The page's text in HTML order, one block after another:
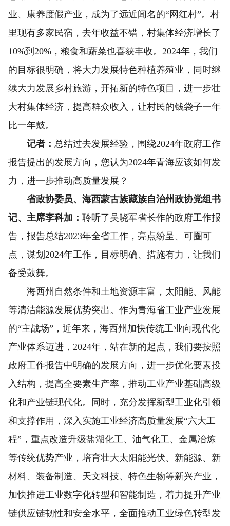
业、康养度假产业，成为了远近闻名的“网红村”。村
里现有多家民宿，去年收益不错，村集体经济增长了
10%到20%，粮食和蔬菜也喜获丰收。2024年，我们
的目标很明确，将大力发展特色种植养殖业，同时继
续大力发展乡村旅游，开拓新的特色项目，进一步壮
大村集体经济，提高群众收入，让村民的钱袋子一年
比一年鼓。
记者： 总结过去发展经验，围绕2024年政府工作
报告提出的发展方向，您认为2024年青海应该如何发
力，进一步推动高质量发展？
省政协委员、海西蒙古族藏族自治州政协党组书
记、主席李科加： 聆听了吴晓军省长作的政府工作报
告，报告总结2023年全省工作，亮点纷呈、可圈可
点，谋划2024年工作，目标明确、措施有力，让我们
备受鼓舞。
海西州自然条件和土地资源丰富，太阳能、风能
等清洁能源发展优势突出。作为青海省工业产业发展
的“主战场”，近年来，海西州加快传统工业向现代化
产业体系迈进，2024年，站在新的起点，我们要按照
政府工作报告中明确的发展方向，进一步优化要素投
入结构，提高全要素生产率，推动工业产业基础高级
化和产业链现代化。同时，充分发挥新型工业化引领
和支撑作用，深入实施工业经济高质量发展“六大工
程”，重点改造升级盐湖化工、油气化工、金属冶炼
等传统优势产业，培育壮大太阳能光伏、新能源、新
材料、装备制造、天文科技、特色生物等新兴产业，
加快推进工业数字化转型和智能制造，着力提升产业
链供应链韧性和安全水平，全面推动工业绿色转型发